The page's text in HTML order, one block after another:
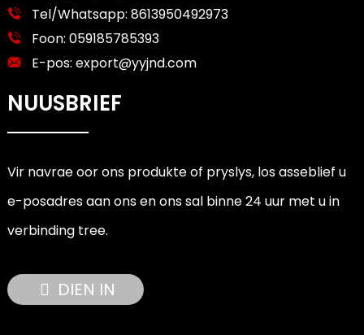
Tel/Whatsapp: 8613950492973
Foon: 059185785393
E-pos: export@yyjnd.com
NUUSBRIEF
Vir navrae oor ons produkte of pryslys, los asseblief u
e-posadres aan ons en ons sal binne 24 uur met u in
verbinding tree.
DIEN IN